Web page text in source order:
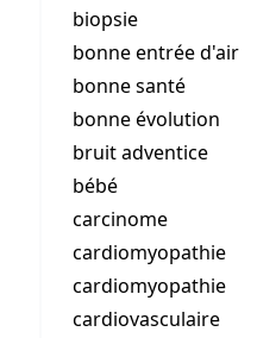
biopsie
bonne entrée d'air
bonne santé
bonne évolution
bruit adventice
bébé
carcinome
cardiomyopathie
cardiomyopathie
cardiovasculaire